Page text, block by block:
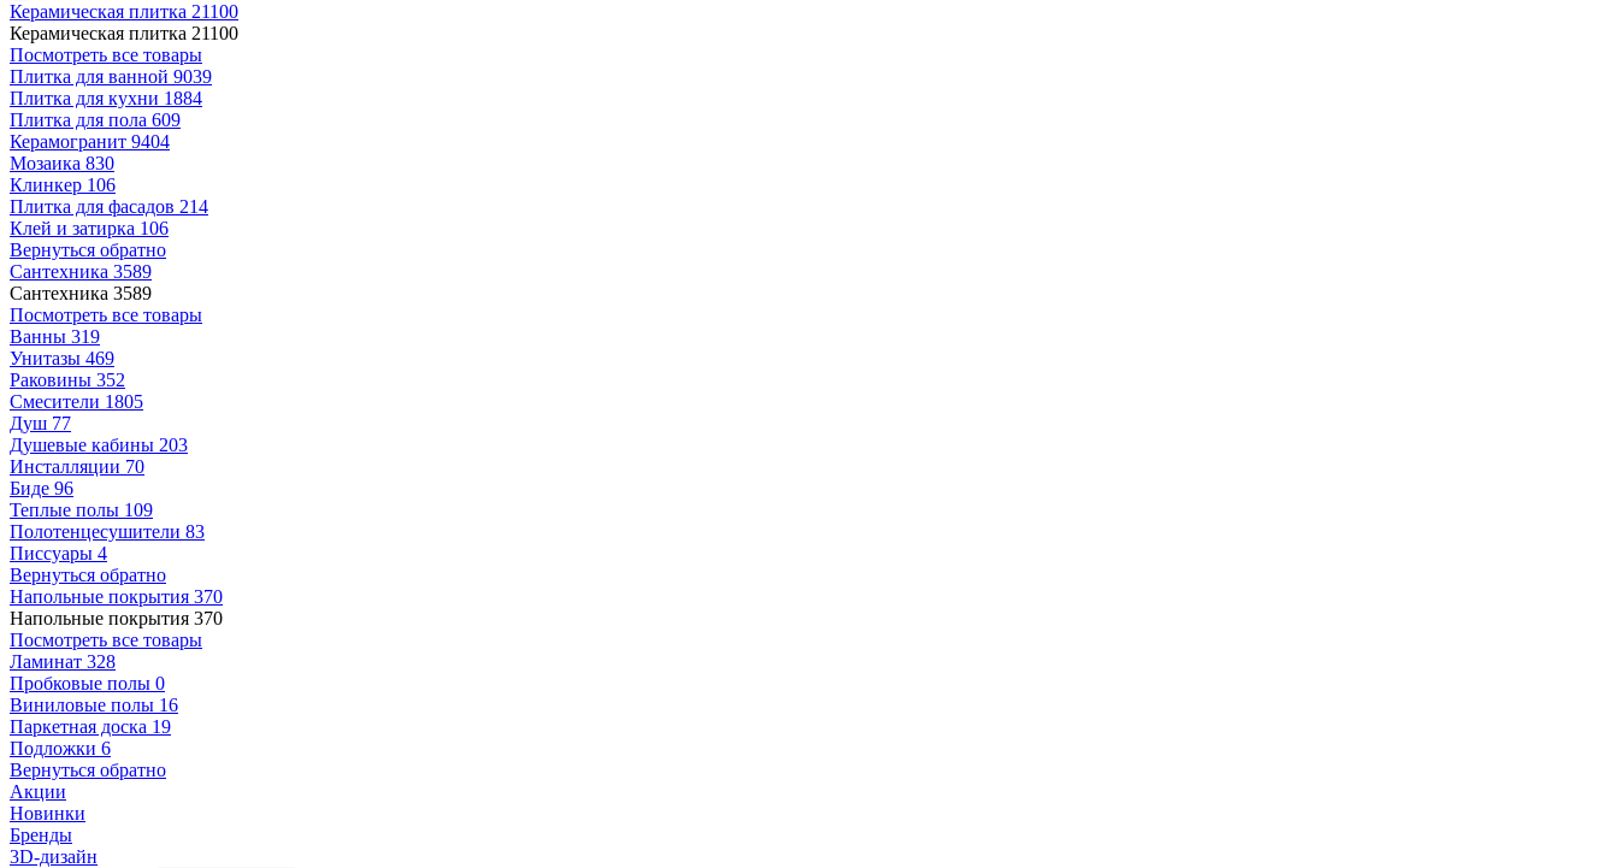
Керамическая плитка 21100
Керамическая плитка 21100
Посмотреть все товары
Плитка для ванной 9039
Плитка для кухни 1884
Плитка для пола 609
Керамогранит 9404
Мозаика 830
Клинкер 106
Плитка для фасадов 214
Клей и затирка 106
Вернуться обратно
Сантехника 3589
Сантехника 3589
Посмотреть все товары
Ванны 319
Унитазы 469
Раковины 352
Смесители 1805
Душ 77
Душевые кабины 203
Инсталляции 70
Биде 96
Теплые полы 109
Полотенцесушители 83
Писсуары 4
Вернуться обратно
Напольные покрытия 370
Напольные покрытия 370
Посмотреть все товары
Ламинат 328
Пробковые полы 0
Виниловые полы 16
Паркетная доска 19
Подложки 6
Вернуться обратно
Акции
Новинки
Бренды
3D-дизайн